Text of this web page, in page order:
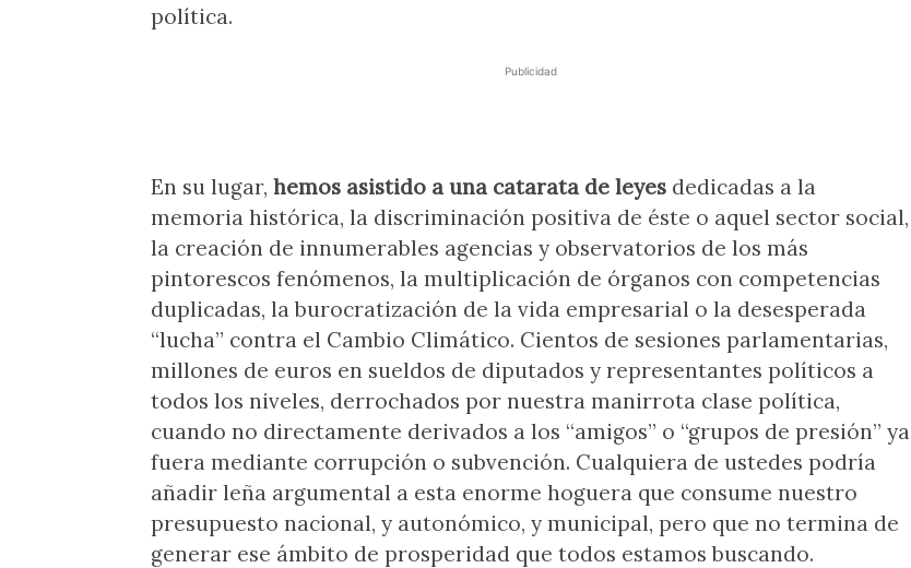
política.
Publicidad
En su lugar, hemos asistido a una catarata de leyes dedicadas a la
memoria histórica, la discriminación positiva de éste o aquel sector social,
la creación de innumerables agencias y observatorios de los más
pintorescos fenómenos, la multiplicación de órganos con competencias
duplicadas, la burocratización de la vida empresarial o la desesperada
“lucha” contra el Cambio Climático. Cientos de sesiones parlamentarias,
millones de euros en sueldos de diputados y representantes políticos a
todos los niveles, derrochados por nuestra manirrota clase política,
cuando no directamente derivados a los “amigos” o “grupos de presión” ya
fuera mediante corrupción o subvención. Cualquiera de ustedes podría
añadir leña argumental a esta enorme hoguera que consume nuestro
presupuesto nacional, y autonómico, y municipal, pero que no termina de
generar ese ámbito de prosperidad que todos estamos buscando.